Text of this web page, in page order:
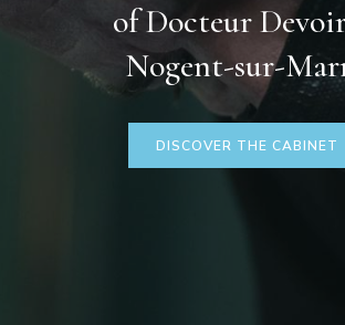
DISCOVER THE CABINET
of Docteur
Nogent-sur-